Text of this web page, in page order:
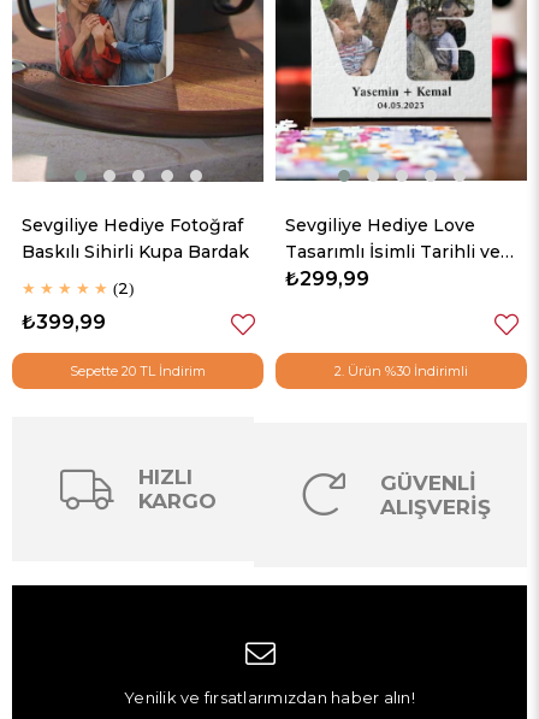
Sevgiliye Hediye Fotoğraf
Baskılı Sihirli Kupa Bardak
★ ★ ★ ★ ★ 2
₺399,99
Sepette 20 TL İndirim
Sevgiliye Hediye Love
Tasarımlı İsimli Tarihli ve
Fotoğraflı Puzzle
₺299,99
2. Ürün %30 İndirimli
HIZLI
KARGO
GÜVENLİ
ALIŞVERİŞ
Yenilik ve fırsatlarımızdan haber alın!